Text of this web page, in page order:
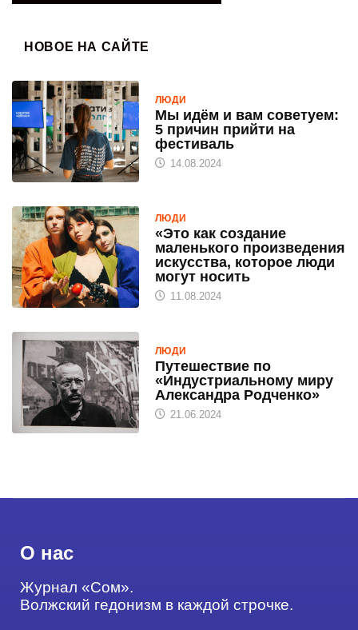
НОВОЕ НА САЙТЕ
ЛЮДИ
Мы идём и вам советуем:
5 причин прийти на
фестиваль
14.08.2024
ЛЮДИ
«Это как создание
маленького произведения
искусства, которое люди
могут носить
11.08.2024
ЛЮДИ
Путешествие по
«Индустриальному миру
Александра Родченко»
21.06.2024
О нас
Журнал «Сом».
Волжский гедонизм в каждой строчке.